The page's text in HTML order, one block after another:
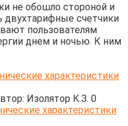
не обошло стороной и
двухтарифные счетчики
пользователям
днем и ночью. К ним
характеристики
Изолятор К.З. 0